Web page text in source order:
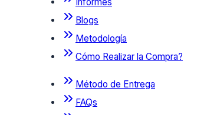
Informes
Blogs
Metodología
Cómo Realizar la Compra?
Método de Entrega
FAQs